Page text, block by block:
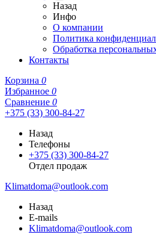
Назад
Инфо
О компании
Политика
Обработка
Контакты
Корзина 0
Избранное 0
Сравнение 0
+375 (33) 300-84-27
Назад
Телефоны
+375 (33) 300-84-27
Отдел продаж
Klimatdoma@outlook.com
Назад
E-mails
Klimatdoma@outlook.com